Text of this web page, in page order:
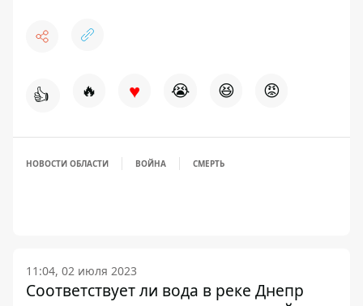
👍 🔥 ♥ 😭 😆 😡
НОВОСТИ ОБЛАСТИ ВОЙНА СМЕРТЬ
11:04, 02 июля 2023
Соответствует ли вода в реке Днепр